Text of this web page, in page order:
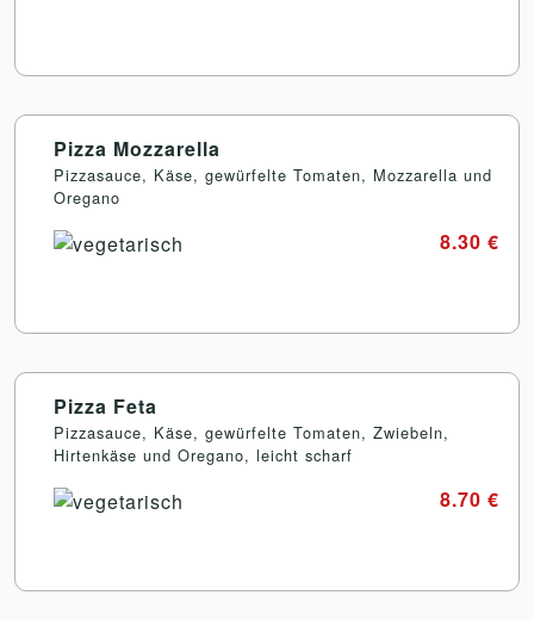
Pizza Mozzarella
Pizzasauce, Käse, gewürfelte Tomaten, Mozzarella und
Oregano
8.30 €
Pizza Feta
Pizzasauce, Käse, gewürfelte Tomaten, Zwiebeln,
Hirtenkäse und Oregano, leicht scharf
8.70 €